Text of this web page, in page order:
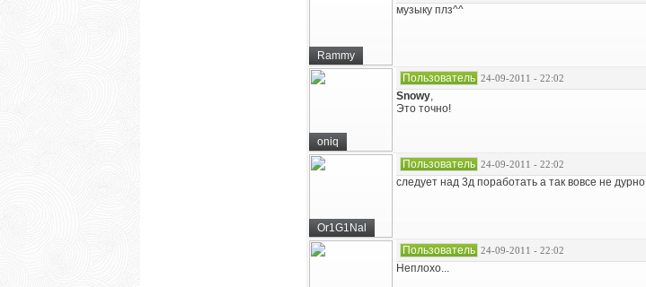
Rammy
музыку плз^^
oniq
Пользователь 24-09-2011 - 22:02
Snowy,
Это точно!
Or1G1Nal
Пользователь 24-09-2011 - 22:02
следует над 3д поработать а так вовсе не дурно
Пользователь 24-09-2011 - 22:02
Неплохо...